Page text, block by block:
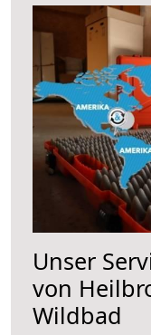
Unser
von
Wildbad